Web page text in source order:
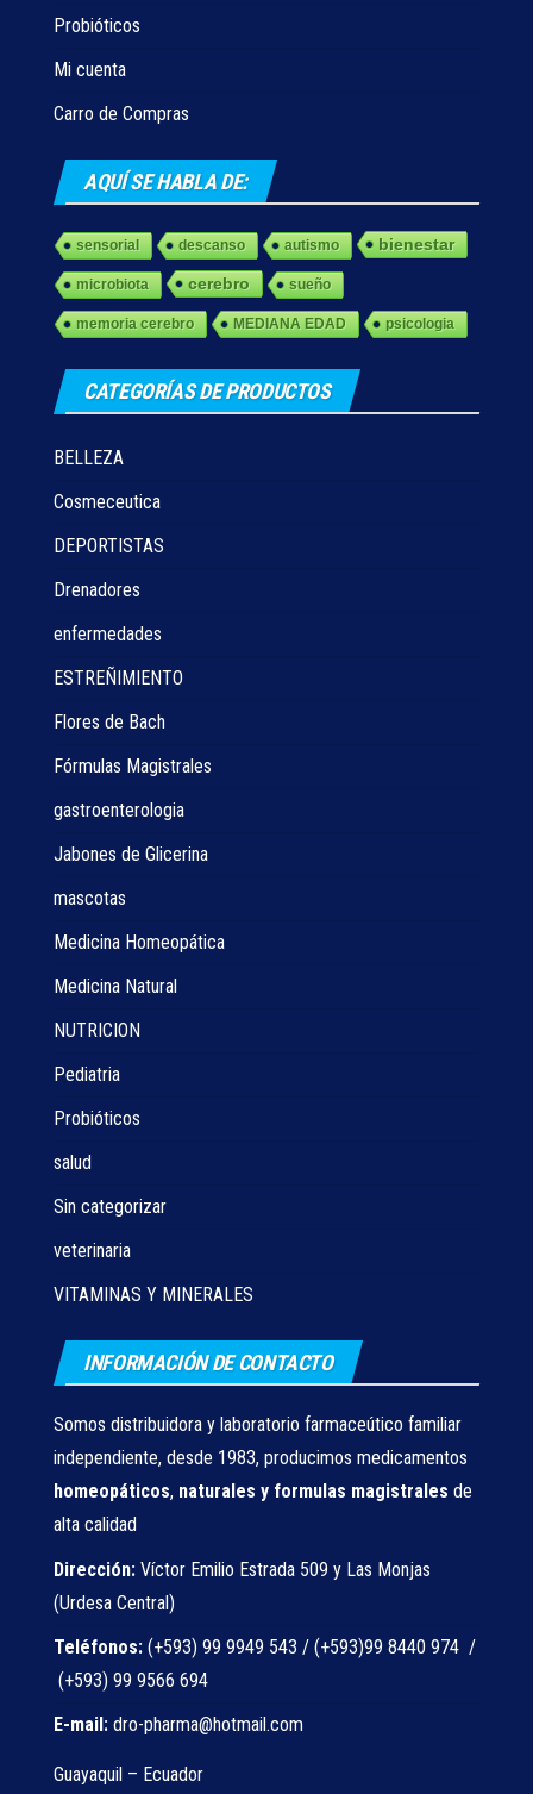
Probióticos
Mi cuenta
Carro de Compras
AQUÍ SE HABLA DE:
sensorial descanso autismo bienestar
microbiota cerebro sueño
memoria cerebro MEDIANA EDAD psicologia
CATEGORÍAS DE PRODUCTOS
BELLEZA
Cosmeceutica
DEPORTISTAS
Drenadores
enfermedades
ESTREÑIMIENTO
Flores de Bach
Fórmulas Magistrales
gastroenterologia
Jabones de Glicerina
mascotas
Medicina Homeopática
Medicina Natural
NUTRICION
Pediatria
Probióticos
salud
Sin categorizar
veterinaria
VITAMINAS Y MINERALES
INFORMACIÓN DE CONTACTO
Somos distribuidora y laboratorio farmaceútico familiar
independiente, desde 1983, producimos medicamentos
homeopáticos, naturales y formulas magistrales de
alta calidad
Dirección: Víctor Emilio Estrada 509 y Las Monjas
(Urdesa Central)
Teléfonos: (+593) 99 9949 543 / (+593)99 8440 974 /
(+593) 99 9566 694
E-mail: dro-pharma@hotmail.com
Guayaquil – Ecuador